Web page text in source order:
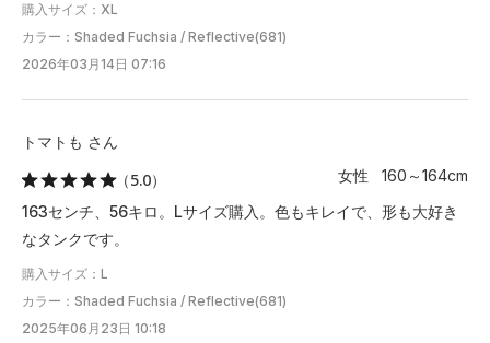
購入サイズ：XL
カラー：Shaded Fuchsia / Reflective(681)
2026年03月14日 07:16
トマトも さん
（5.0）
女性 160～164cm
163センチ、56キロ。Lサイズ購入。色もキレイで、形も大好き
なタンクです。
購入サイズ：L
カラー：Shaded Fuchsia / Reflective(681)
2025年06月23日 10:18